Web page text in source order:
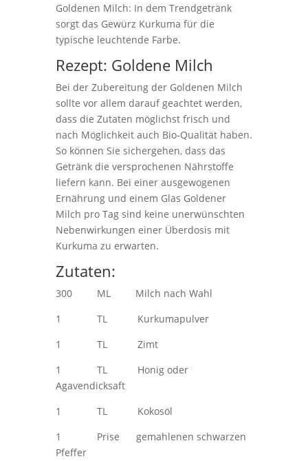
Goldenen Milch: In dem Trendgetränk
sorgt das Gewürz Kurkuma für die
typische leuchtende Farbe.
Rezept: Goldene Milch
Bei der Zubereitung der Goldenen Milch
sollte vor allem darauf geachtet werden,
dass die Zutaten möglichst frisch und
nach Möglichkeit auch Bio-Qualität haben.
So können Sie sichergehen, dass das
Getränk die versprochenen Nährstoffe
liefern kann. Bei einer ausgewogenen
Ernährung und einem Glas Goldener
Milch pro Tag sind keine unerwünschten
Nebenwirkungen einer Überdosis mit
Kurkuma zu erwarten.
Zutaten:
300 ML Milch nach Wahl
1 TL Kurkumapulver
1 TL Zimt
1 TL Honig oder
Agavendicksaft
1 TL Kokosöl
1 Prise gemahlenen schwarzen
Pfeffer